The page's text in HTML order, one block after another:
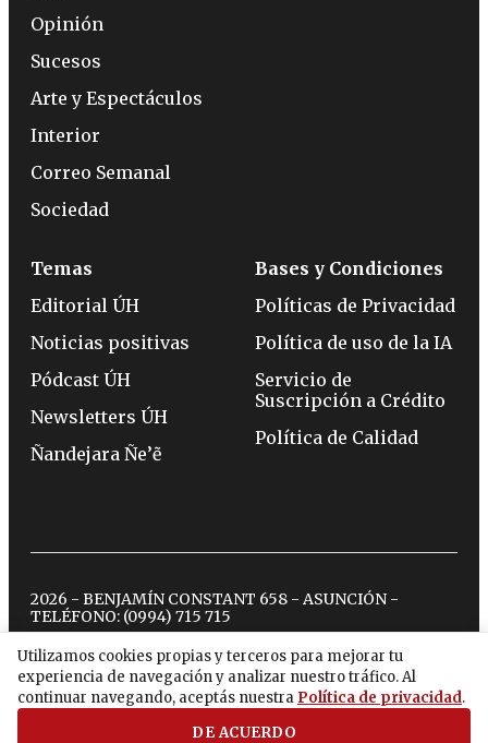
Utilizamos cookies propias y terceros para mejorar tu
experiencia de navegación y analizar nuestro tráfico. Al
continuar navegando, aceptás nuestra Política de privacidad.
DE ACUERDO
Opinión
Sucesos
Arte y Espectáculos
Interior
Correo Semanal
Sociedad
Temas
Editorial ÚH
Noticias positivas
Pódcast ÚH
Newsletters ÚH
Ñandejara Ñe’ẽ
Bases y Condiciones
Políticas de Privacidad
Política de uso de la IA
Servicio de
Suscripción a Crédito
Política de Calidad
2026 - BENJAMÍN CONSTANT 658 - ASUNCIÓN -
TELÉFONO: (0994) 715 715
twitterinstagram
facebook
tiktokyoutubespotify